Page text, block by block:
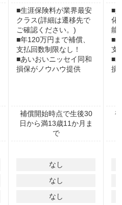
■生涯保険料が業界最安
クラス(詳細は遷移先で
ご確認ください。)
■年120万円まで補償、
支払回数制限なし！
■あいおいニッセイ同和
損保がノウハウ提供
補償開始時点で生後30
日から満13歳11か月ま
で
なし
なし
なし
■
化
能
■
支
■
損